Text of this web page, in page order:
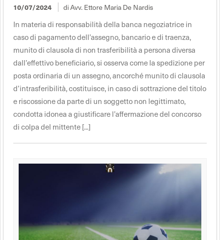
10/07/2024 di Avv. Ettore Maria De Nardis
In materia di responsabilità della banca negoziatrice in
caso di pagamento dell’assegno, bancario e di traenza,
munito di clausola di non trasferibilità a persona diversa
dall’effettivo beneficiario, si osserva come la spedizione per
posta ordinaria di un assegno, ancorché munito di clausola
d’intrasferibilità, costituisce, in caso di sottrazione del titolo
e riscossione da parte di un soggetto non legittimato,
condotta idonea a giustificare l’affermazione del concorso
di colpa del mittente [...]